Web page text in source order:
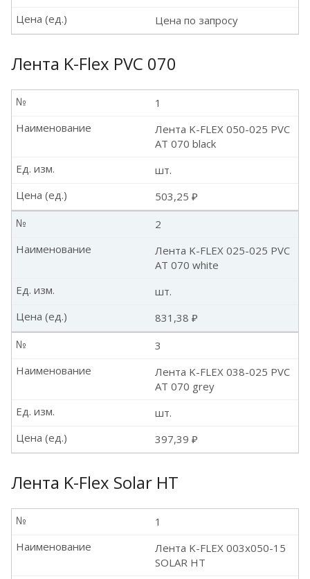
Цена по запросу
Цена (ед.)
Лента K-Flex PVC 070
1
№
Лента K-FLEX 050-025 PVC
AT 070 black
Наименование
шт.
Ед. изм.
503,25 ₽
Цена (ед.)
2
№
Лента K-FLEX 025-025 PVC
AT 070 white
Наименование
шт.
Ед. изм.
831,38 ₽
Цена (ед.)
3
№
Лента K-FLEX 038-025 PVC
AT 070 grey
Наименование
шт.
Ед. изм.
397,39 ₽
Цена (ед.)
Лента K-Flex Solar HT
1
№
Лента K-FLEX 003x050-15
SOLAR HT
Наименование